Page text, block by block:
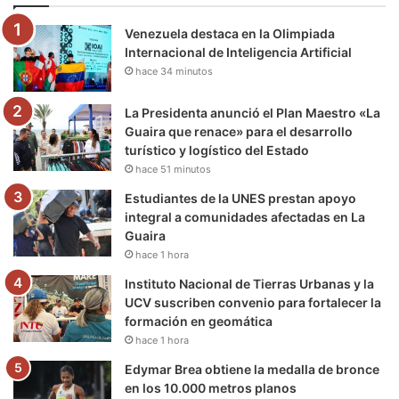
o
k
e
r
b
e
g
r
m
r
a
k
Venezuela destaca en la Olimpiada
Internacional de Inteligencia Artificial
hace 34 minutos
La Presidenta anunció el Plan Maestro «La
Guaira que renace» para el desarrollo
turístico y logístico del Estado
hace 51 minutos
Estudiantes de la UNES prestan apoyo
integral a comunidades afectadas en La
Guaira
hace 1 hora
Instituto Nacional de Tierras Urbanas y la
UCV suscriben convenio para fortalecer la
formación en geomática
hace 1 hora
Edymar Brea obtiene la medalla de bronce
en los 10.000 metros planos